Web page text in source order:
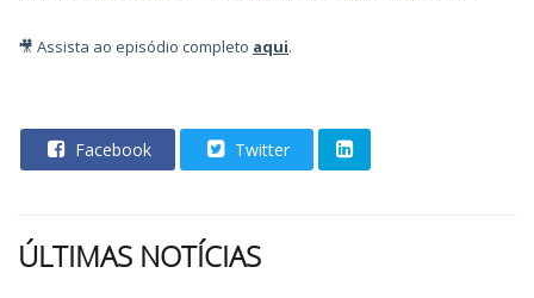
🎥 Assista ao episódio completo aqui.
Facebook Twitter
ÚLTIMAS NOTÍCIAS